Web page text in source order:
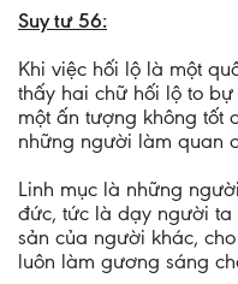
Suy tư 56:
Khi việc hối lộ là một
thấy hai chữ hối lộ to
một ấn tượng không tốt
những người làm quan
Linh mục là những
đức, tức là dạy người
sản của người khác,
luôn làm gương sáng